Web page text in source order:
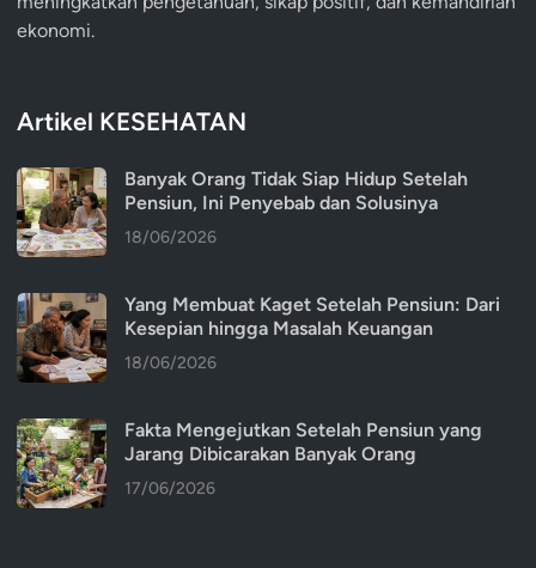
ekonomi.
Artikel KESEHATAN
Banyak Orang Tidak Siap Hidup Setelah
Pensiun, Ini Penyebab dan Solusinya
18/06/2026
Yang Membuat Kaget Setelah Pensiun: Dari
Kesepian hingga Masalah Keuangan
18/06/2026
Fakta Mengejutkan Setelah Pensiun yang
Jarang Dibicarakan Banyak Orang
17/06/2026